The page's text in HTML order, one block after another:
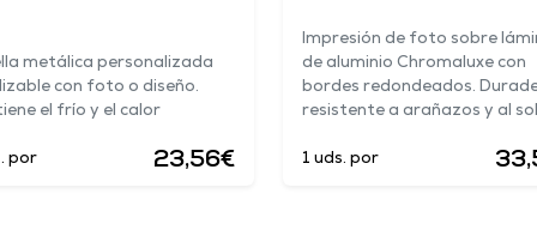
metálica personalizada
con foto o diseño.
el frío y el calor
por 23,56€
Impresión de foto sobre
de aluminio Chromaluxe con
bordes redondeados.
resistente a arañazos y al sol
1 uds. por